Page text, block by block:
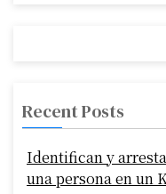
Recent Posts
Identifican y
una persona en un